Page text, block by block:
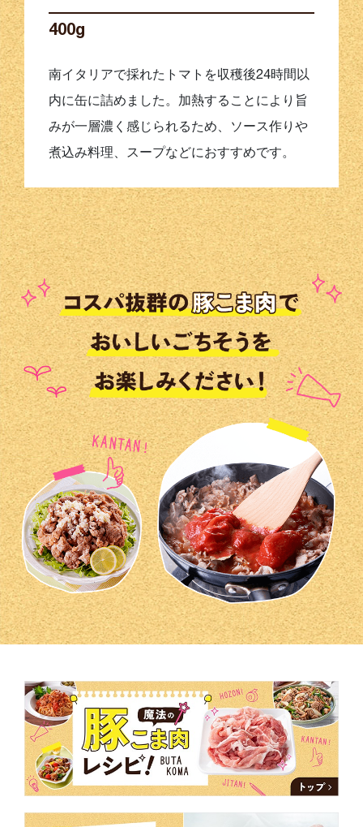
400g
南イタリアで採れたトマトを収穫後24時間以
内に缶に詰めました。加熱することにより旨
みが一層濃く感じられるため、ソース作りや
煮込み料理、スープなどにおすすめです。